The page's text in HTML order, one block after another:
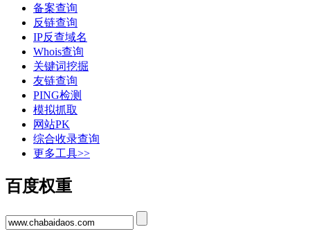
备案查询
反链查询
IP反查域名
Whois查询
关键词挖掘
友链查询
PING检测
模拟抓取
网站PK
综合收录查询
更多工具>>
百度权重